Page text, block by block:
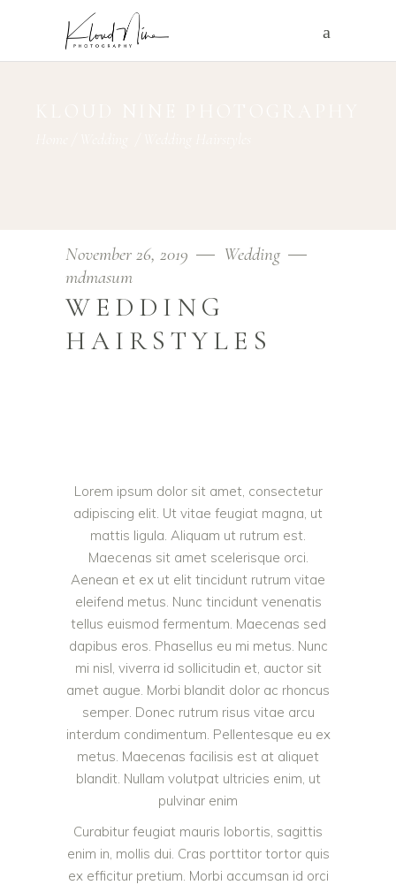
November 26, 2019
Wedding
mdmasum
WEDDING
HAIRSTYLES
Lorem ipsum dolor sit amet, consectetur
adipiscing elit. Ut vitae feugiat magna, ut
mattis ligula. Aliquam ut rutrum est.
Maecenas sit amet scelerisque orci.
Aenean et ex ut elit tincidunt rutrum vitae
eleifend metus. Nunc tincidunt venenatis
tellus euismod fermentum. Maecenas sed
dapibus eros. Phasellus eu mi metus. Nunc
mi nisl, viverra id sollicitudin et, auctor sit
amet augue. Morbi blandit dolor ac rhoncus
semper. Donec rutrum risus vitae arcu
interdum condimentum. Pellentesque eu ex
metus. Maecenas facilisis est at aliquet
blandit. Nullam volutpat ultricies enim, ut
pulvinar enim
Curabitur feugiat mauris lobortis, sagittis
enim in, mollis dui. Cras porttitor tortor quis
ex efficitur pretium. Morbi accumsan id orci